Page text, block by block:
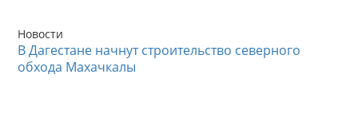
Новости
В Дагестане начнут строительство северного
обхода Махачкалы